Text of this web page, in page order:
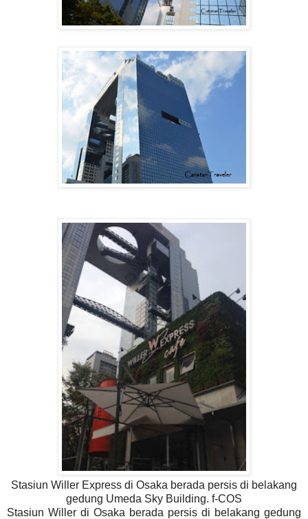
Stasiun Willer Express di Osaka berada persis di belakang
gedung Umeda Sky Building. f-COS
Stasiun Willer di Osaka berada persis di belakang gedung